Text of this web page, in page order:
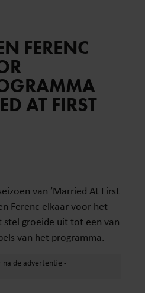
FERENC
AT FIRST
van ’Married At First
Ferenc elkaar voor het
stel groeide uit tot een van
van het programma.